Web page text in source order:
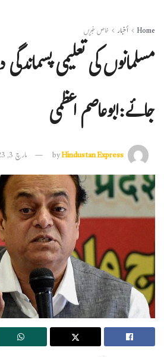
Home أخبار خاص خبریں
مسلمانوں کی تعلیمی
جائے:ابوعاصم اعظمی
byHindustan Express مارچ 3, 2023